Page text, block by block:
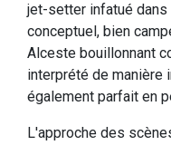
jet-setter infatué
conceptuel, bien
Alceste bouillonnant
interprété de manière
également parfait en
L'approche des